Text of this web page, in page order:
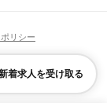
上天草市宇城市
郡八代郡葦北郡
田原坂駅
松橋駅小川駅
田口駅武蔵塚駅
魚加工
）・バーテンダー
）
ひげOKネイルOK
活躍中
着求人を受け取る
リシー